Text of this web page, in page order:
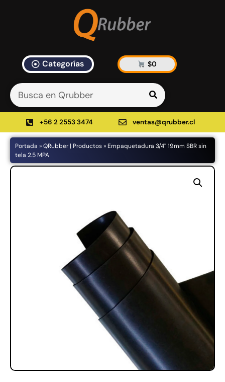
Categorías $0
+56 2 2553 3474 ventas@qrubber.cl
Portada »QRubber | Productos» Empaquetadura 3/4″ 19mm SBR sin
tela 2.5 MPA
Artículos Blog
535 results found in 12ms
Filtrar
Productos
Rampa Móvil Hidráulica
carga 10ton
Juego Modular 35
QplayGround
5.926.486